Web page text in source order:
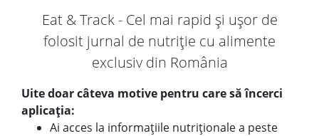
Eat & Track - Cel mai rapid și ușor de
folosit jurnal de nutriție cu alimente
exclusiv din România
Uite doar câteva motive pentru care să încerci
aplicația:
Ai acces la informațiile nutriționale a peste